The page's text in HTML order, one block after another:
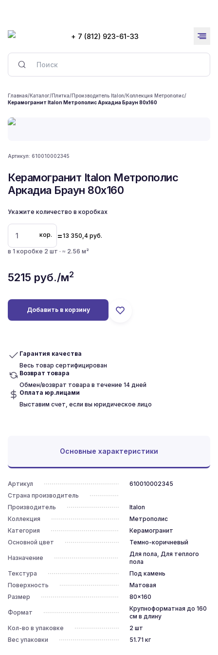
+ 7 (812) 923-61-33
Главная/Каталог/Плитка/Производитель Italon/Коллекция Метрополис/
Керамогранит Italon Метрополис Аркадиа Браун 80x160
Артикул: 610010002345
Керамогранит Italon Метрополис
Аркадиа Браун 80x160
Укажите количество в коробках
кор. =13 350,4 руб.
в 1 коробке 2 шт · ≈ 2.56 м²
5215 руб./м2
Добавить в корзину
Гарантия качества
Весь товар сертифицирован
Возврат товара
Обмен/возврат товара в течение 14 дней
Оплата юр.лицами
Выставим счет, если вы юридическое лицо
Основные характеристики
Артикул
610010002345
Страна производитель
Производитель
Italon
Коллекция
Метрополис
Категория
Керамогранит
Основной цвет
Темно-коричневый
Назначение
Для пола, Для теплого
пола
Текстура
Под камень
Поверхность
Матовая
Размер
80x160
Формат
Крупноформатная до 160
см в длину
Кол-во в упаковке
2 шт
Вес упаковки
51.71 кг